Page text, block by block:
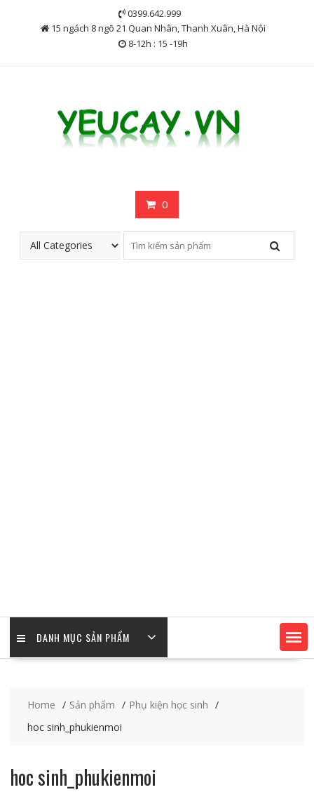
0399.642.999
15 ngách 8 ngõ 21 Quan Nhân, Thanh Xuân, Hà Nội
8-12h : 15 -19h
0
DANH MỤC SẢN PHẨM
Home Sản phẩm
Phụ kiện học sinh
hoc sinh_phukienmoi
hoc sinh_phukienmoi